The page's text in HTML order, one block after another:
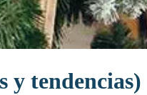
y tendencias)